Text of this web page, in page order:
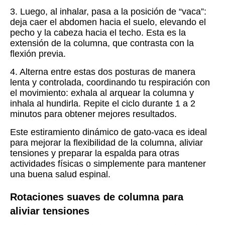
3. Luego, al inhalar, pasa a la posición de “vaca”:
deja caer el abdomen hacia el suelo, elevando el
pecho y la cabeza hacia el techo. Esta es la
extensión de la columna, que contrasta con la
flexión previa.
4. Alterna entre estas dos posturas de manera
lenta y controlada, coordinando tu respiración con
el movimiento: exhala al arquear la columna y
inhala al hundirla. Repite el ciclo durante 1 a 2
minutos para obtener mejores resultados.
Este estiramiento dinámico de gato-vaca es ideal
para mejorar la flexibilidad de la columna, aliviar
tensiones y preparar la espalda para otras
actividades físicas o simplemente para mantener
una buena salud espinal.
Rotaciones suaves de columna para
aliviar tensiones